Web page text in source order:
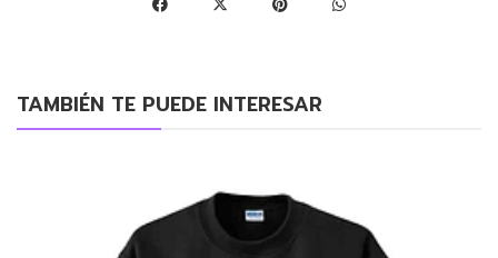
TAMBIÉN TE PUEDE INTERESAR